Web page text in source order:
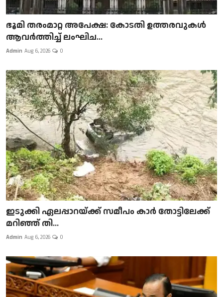
ഭൂമി തരംമാറ്റ അപേക്ഷ: കോടതി ഉത്തരവുകൾ
ആവർത്തിച്ച് ലംഘിച...
Admin Aug 6, 2026 0
ഇടുക്കി ഏലപ്പാറയ്ക്ക് സമീപം കാർ തോട്ടിലേക്ക്
മറിഞ്ഞ് തി...
Admin Aug 6, 2026 0